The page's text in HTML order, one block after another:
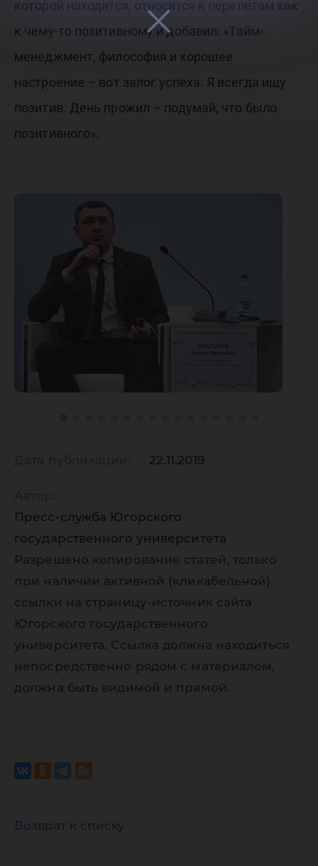
которой находится, относится к перелетам как
к чему-то позитивному и добавил: «Тайм-
менеджмент, философия и хорошее
настроение – вот залог успеха. Я всегда ищу
позитив. День прожил – подумай, что было
позитивного».
22.11.2019
Пресс-служба Югорского
государственного университета
Разрешено копирование статей, только
при наличии активной (кликабельной)
ссылки на страницу-источник сайта
Югорского государственного
университета. Ссылка должна находиться
непосредственно рядом с материалом,
должна быть видимой и прямой.
Возврат к списку